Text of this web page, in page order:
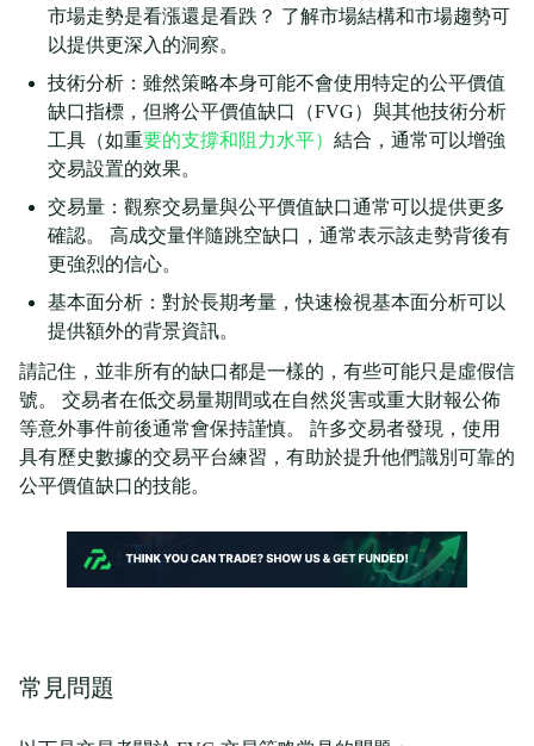
市場走勢是看漲還是看跌？ 了解市場結構和市場趨勢可
以提供更深入的洞察。
技術分析：雖然策略本身可能不會使用特定的公平價值
缺口指標，但將公平價值缺口（FVG）與其他技術分析
工具（如重要的支撐和阻力水平） 結合，通常可以增強
交易設置的效果。
交易量：觀察交易量與公平價值缺口通常可以提供更多
確認。 高成交量伴隨跳空缺口，通常表示該走勢背後有
更強烈的信心。
基本面分析：對於長期考量，快速檢視基本面分析可以
提供額外的背景資訊。
請記住，並非所有的缺口都是一樣的，有些可能只是虛假信
號。 交易者在低交易量期間或在自然災害或重大財報公佈
等意外事件前後通常會保持謹慎。 許多交易者發現，使用
具有歷史數據的交易平台練習，有助於提升他們識別可靠的
公平價值缺口的技能。
常見問題